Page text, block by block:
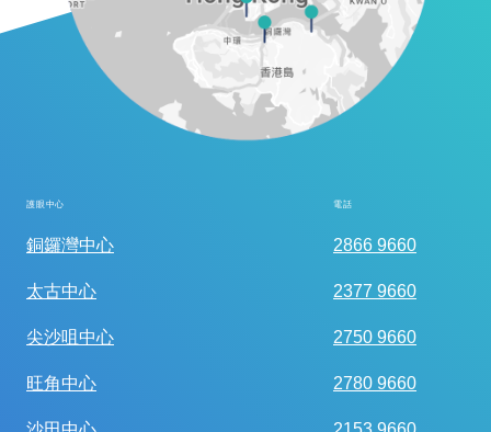
護眼中心 電話
銅鑼灣中心 2866 9660
太古中心 2377 9660
尖沙咀中心 2750 9660
旺角中心 2780 9660